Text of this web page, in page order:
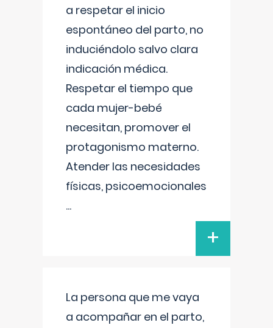
a respetar el inicio
espontáneo del parto, no
induciéndolo salvo clara
indicación médica.
Respetar el tiempo que
cada mujer-bebé
necesitan, promover el
protagonismo materno.
Atender las necesidades
físicas, psicoemocionales
...
+
La persona que me vaya
a acompañar en el parto,